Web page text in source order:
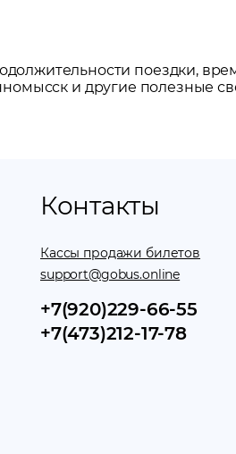
поездки,
и другие полезные
Контакты
Кассы продажи билетов
support@gobus.online
+7(920)229-66-55
+7(473)212-17-78